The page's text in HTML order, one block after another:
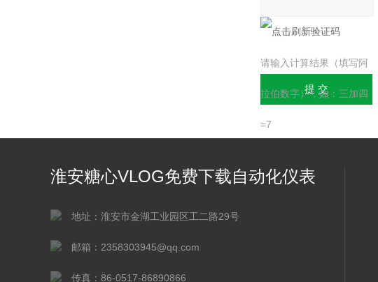
请输入计算结果（填写阿
拉伯数字），如：三加四
=7
淮安糖心VLOG免费下载自动化仪表
地址：淮安市金湖工业园区工二路29号
邮箱：2358303945@qq.com
传真：86-0517-86890866